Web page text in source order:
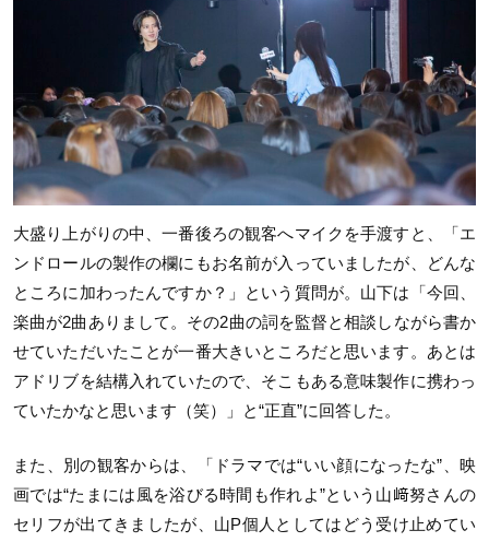
大盛り上がりの中、一番後ろの観客へマイクを手渡すと、「エ
ンドロールの製作の欄にもお名前が入っていましたが、どんな
ところに加わったんですか？」という質問が。山下は「今回、
楽曲が2曲ありまして。その2曲の詞を監督と相談しながら書か
せていただいたことが一番大きいところだと思います。あとは
アドリブを結構入れていたので、そこもある意味製作に携わっ
ていたかなと思います（笑）」と“正直”に回答した。
また、別の観客からは、「ドラマでは“いい顔になったな”、映
画では“たまには風を浴びる時間も作れよ”という山﨑努さんの
セリフが出てきましたが、山P個人としてはどう受け止めてい